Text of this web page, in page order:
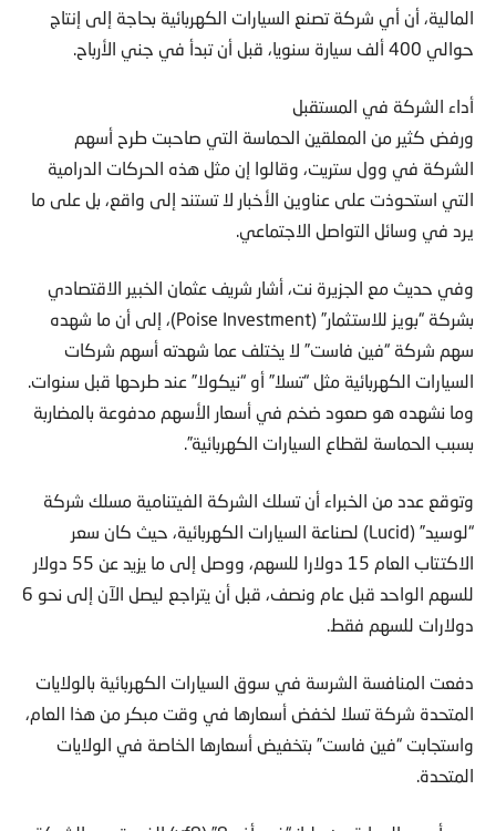
المالية، أن أي شركة تصنع السيارات الكهربائية بحاجة إلى إنتاج
حوالي 400 ألف سيارة سنويا، قبل أن تبدأ في جني الأرباح.
أداء الشركة في المستقبل
ورفض كثير من المعلقين الحماسة التي صاحبت طرح أسهم
الشركة في وول ستريت، وقالوا إن مثل هذه الحركات الدرامية
التي استحوذت على عناوين الأخبار لا تستند إلى واقع، بل على ما
يرد في وسائل التواصل الاجتماعي.
وفي حديث مع الجزيرة نت، أشار شريف عثمان الخبير الاقتصادي
بشركة “بويز للاستثمار” (Poise Investment)، إلى أن ما شهده
سهم شركة “فين فاست” لا يختلف عما شهدته أسهم شركات
السيارات الكهربائية مثل “تسلا” أو “نيكولا” عند طرحها قبل سنوات.
وما نشهده هو صعود ضخم في أسعار الأسهم مدفوعة بالمضاربة
بسبب الحماسة لقطاع السيارات الكهربائية”.
وتوقع عدد من الخبراء أن تسلك الشركة الفيتنامية مسلك شركة
“لوسيد” (Lucid) لصناعة السيارات الكهربائية، حيث كان سعر
الاكتتاب العام 15 دولارا للسهم، ووصل إلى ما يزيد عن 55 دولار
للسهم الواحد قبل عام ونصف، قبل أن يتراجع ليصل الآن إلى نحو 6
دولارات للسهم فقط.
دفعت المنافسة الشرسة في سوق السيارات الكهربائية بالولايات
المتحدة شركة تسلا لخفض أسعارها في وقت مبكر من هذا العام،
واستجابت “فين فاست” بتخفيض أسعارها الخاصة في الولايات
المتحدة.